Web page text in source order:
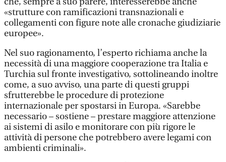
«strutture con ramificazioni transnazionali e
collegamenti con figure note alle cronache giudiziarie
europee».
Nel suo ragionamento, l’esperto richiama anche la
necessità di una maggiore cooperazione tra Italia e
Turchia sul fronte investigativo, sottolineando inoltre
come, a suo avviso, una parte di questi gruppi
sfrutterebbe le procedure di protezione
internazionale per spostarsi in Europa. «Sarebbe
necessario – sostiene – prestare maggiore attenzione
ai sistemi di asilo e monitorare con più rigore le
attività di persone che potrebbero avere legami con
ambienti criminali».